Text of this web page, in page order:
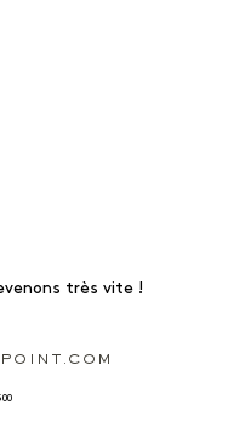
très vite !